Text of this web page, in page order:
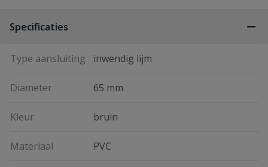
Specificaties
Type aansluiting inwendig lijm
Diameter 65 mm
Kleur bruin
Materiaal PVC